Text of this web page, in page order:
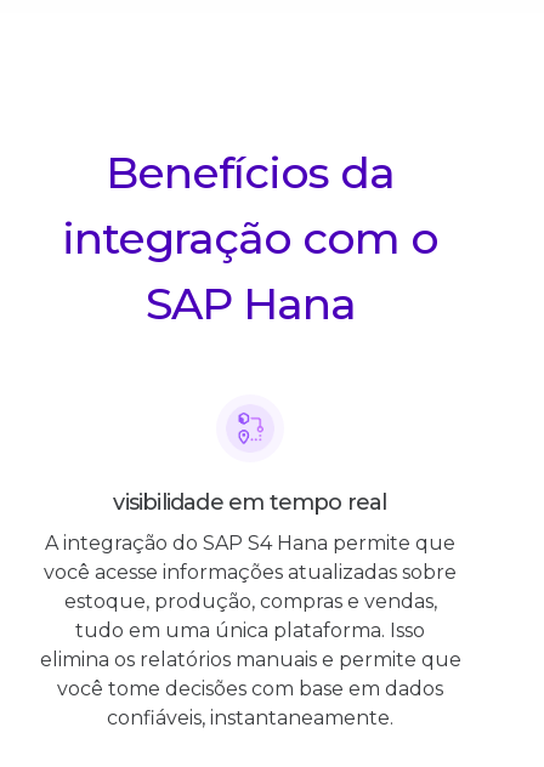
Benefícios da
integração com o
SAP Hana
visibilidade em tempo real
A integração do SAP S4 Hana permite que
você acesse informações atualizadas sobre
estoque, produção, compras e vendas,
tudo em uma única plataforma. Isso
elimina os relatórios manuais e permite que
você tome decisões com base em dados
confiáveis, instantaneamente.